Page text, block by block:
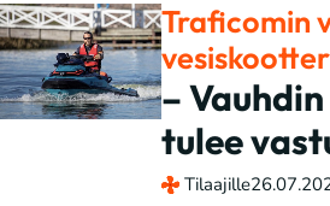
Traficomin
–
tulee
Tilaajille